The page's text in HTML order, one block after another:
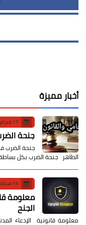
أخبار مميزة
17 فبراير 2023
جنحة
جنحة الضرب
الطاهر جنحة الضرب بكل
14 سبتمبر 2022
معلومة
الجنح
معلومة قانونية الإدعاء